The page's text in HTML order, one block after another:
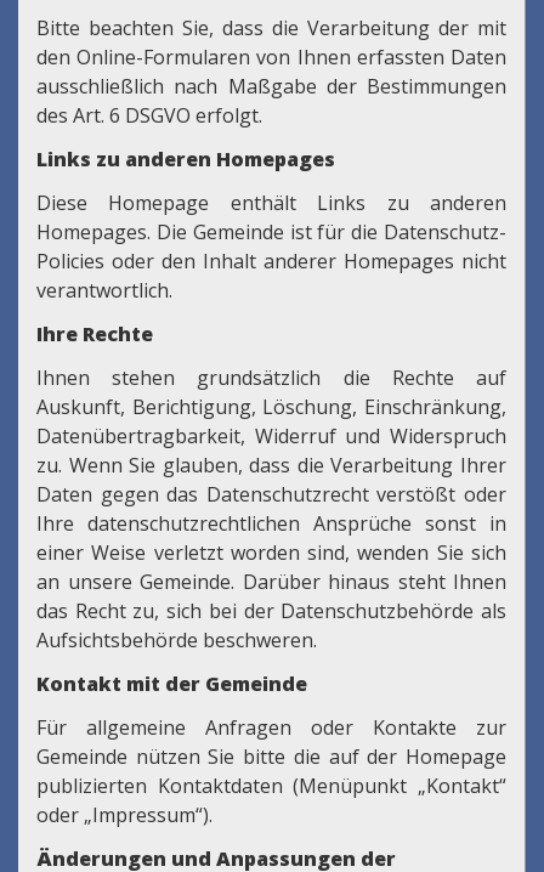
Bitte beachten Sie, dass die Verarbeitung der mit
den Online-Formularen von Ihnen erfassten Daten
ausschließlich nach Maßgabe der Bestimmungen
des Art. 6 DSGVO erfolgt.
Links zu anderen Homepages
Diese Homepage enthält Links zu anderen
Homepages. Die Gemeinde ist für die Datenschutz-
Policies oder den Inhalt anderer Homepages nicht
verantwortlich.
Ihre Rechte
Ihnen stehen grundsätzlich die Rechte auf
Auskunft, Berichtigung, Löschung, Einschränkung,
Datenübertragbarkeit, Widerruf und Widerspruch
zu. Wenn Sie glauben, dass die Verarbeitung Ihrer
Daten gegen das Datenschutzrecht verstößt oder
Ihre datenschutzrechtlichen Ansprüche sonst in
einer Weise verletzt worden sind, wenden Sie sich
an unsere Gemeinde. Darüber hinaus steht Ihnen
das Recht zu, sich bei der Datenschutzbehörde als
Aufsichtsbehörde beschweren.
Kontakt mit der Gemeinde
Für allgemeine Anfragen oder Kontakte zur
Gemeinde nützen Sie bitte die auf der Homepage
publizierten Kontaktdaten (Menüpunkt „Kontakt“
oder „Impressum“).
Änderungen und Anpassungen der